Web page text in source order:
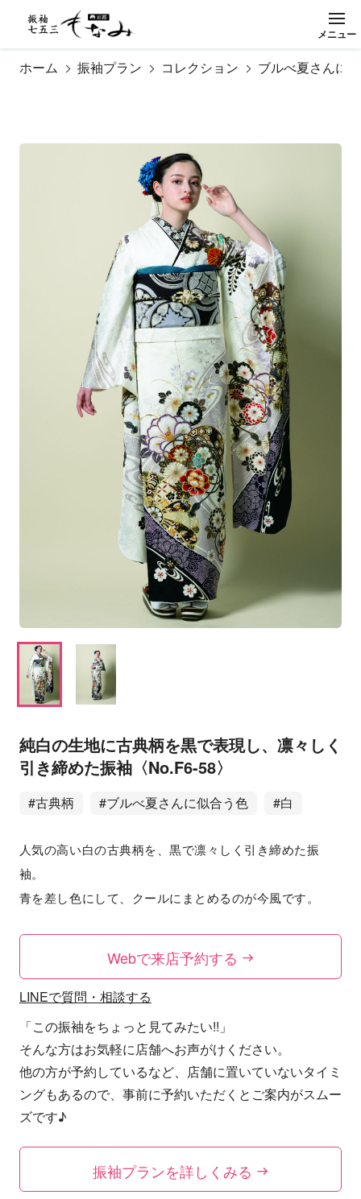
メニ ュ ー
ホーム 振袖プラン コレクション ブルべ夏さんに
純白の生地に古典柄を黒で表現し、凛々しく
引き締めた振袖〈No.F6-58〉
#古典柄 #ブルべ夏さんに似合う色 #白
人気の高い白の古典柄を、黒で凛々しく引き締めた振
袖。
青を差し色にして、クールにまとめるのが今風です。
Webで来店予約する
LINEで質問・相談する
「この振袖をちょっと見てみたい!!」
そんな方はお気軽に店舗へお声がけください。
他の方が予約しているなど、店舗に置いていないタイミ
ングもあるので、事前に予約いただくとご案内がスムー
ズです♪
振袖プランを詳しくみる